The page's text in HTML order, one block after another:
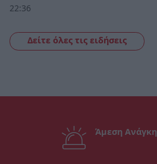
22:36
Δείτε όλες τις ειδήσεις
Άμεση Ανάγκη